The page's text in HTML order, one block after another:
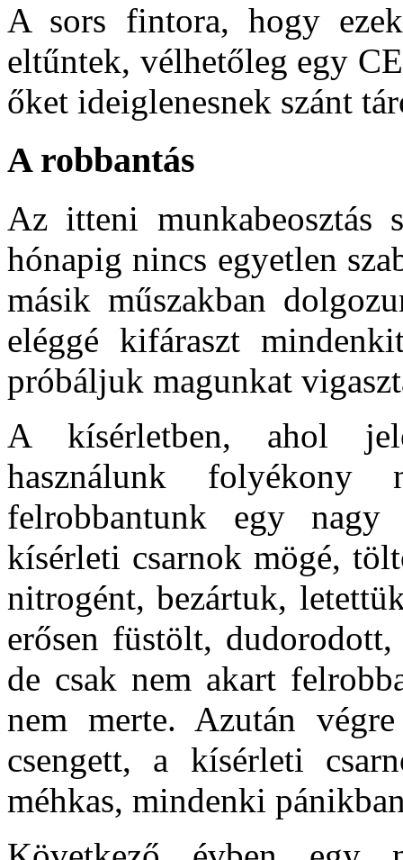
A sors fintora, hogy
eltűntek, vélhetőleg egy
őket ideiglenesnek szánt
A robbantás
Az itteni munkabeosztás
hónapig nincs egyetlen
másik műszakban
eléggé kifáraszt
próbáljuk magunkat
A kísérletben, ahol
használunk folyékony
felrobbantunk egy
kísérleti csarnok mögé,
nitrogént, bezártuk,
erősen füstölt,
de csak nem akart
nem merte. Azután
csengett, a kísérleti
méhkas, mindenki